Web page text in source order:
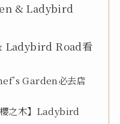
& Ladybird
Ladybird Road看
Garden必去店
櫻之木】Ladybird